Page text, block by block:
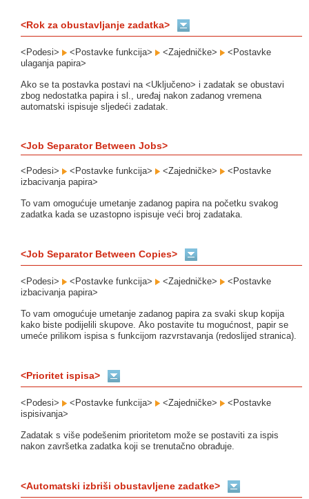
<Rok za obustavljanje zadatka>
<Podesi> <Postavke funkcija> <Zajedničke>
<Postavke
ulaganja papira>
Ako se ta postavka postavi na <Uključeno> i zadatak se obustavi
zbog nedostatka papira i sl., uređaj nakon zadanog vremena
automatski ispisuje sljedeći zadatak.
<Job Separator Between Jobs>
<Podesi> <Postavke funkcija> <Zajedničke>
<Postavke
izbacivanja papira>
To vam omogućuje umetanje zadanog papira na početku svakog
zadatka kada se uzastopno ispisuje veći broj zadataka.
<Job Separator Between Copies>
<Podesi> <Postavke funkcija> <Zajedničke>
<Postavke
izbacivanja papira>
To vam omogućuje umetanje zadanog papira za svaki skup kopija
kako biste podijelili skupove. Ako postavite tu mogućnost, papir se
umeće prilikom ispisa s funkcijom razvrstavanja (redoslijed stranica).
<Prioritet ispisa>
<Podesi> <Postavke funkcija> <Zajedničke>
<Postavke
ispisivanja>
Zadatak s više podešenim prioritetom može se postaviti za ispis
nakon završetka zadatka koji se trenutačno obrađuje.
<Automatski izbriši obustavljene zadatke>